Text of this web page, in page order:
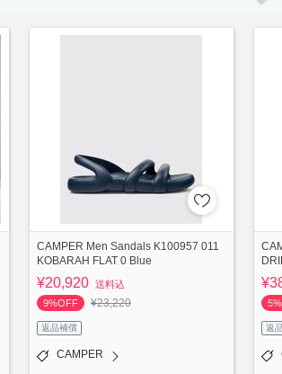
CAMPER Men Sandals K100957 011
KOBARAH FLAT 0 Blue
¥20,920 送料込
9%OFF
¥23,220
返品補償
CAMPER
返